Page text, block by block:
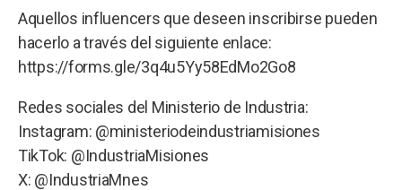
Aquellos influencers que deseen inscribirse pueden
hacerlo a través del siguiente enlace:
https://forms.gle/3q4u5Yy58EdMo2Go8
Redes sociales del Ministerio de Industria:
Instagram: @ministeriodeindustriamisiones
TikTok: @IndustriaMisiones
X: @IndustriaMnes